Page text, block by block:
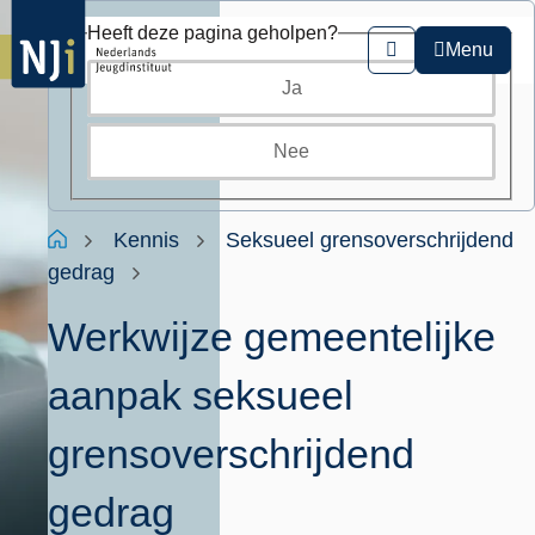
Overslaan
en
naar
de
Zoeken
Menu
Kruimelpad
HomeKennis
Seksueel grensoverschrijdend
gedrag
Werkwijze gemeentelijke
aanpak seksueel
grensoverschrijdend
gedrag
Heeft deze pagina geholpen?
Ja
Nee